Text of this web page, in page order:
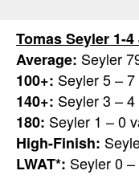
Tomas Seyler 1-
Average: Seyler
100+: Seyler 5 –
140+: Seyler 3 –
180: Seyler 1 – 0
High-Finish:
LWAT*: Seyler 0